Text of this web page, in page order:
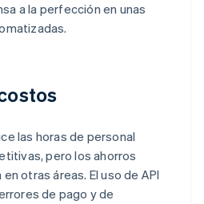
a la perfección en unas
las horas de personal
pero los ahorros
otras áreas. El uso de API
de pago y de